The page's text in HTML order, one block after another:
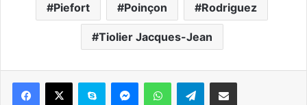
Piefort Poinçon Rodriguez
Tiolier Jacques-Jean
Telegram